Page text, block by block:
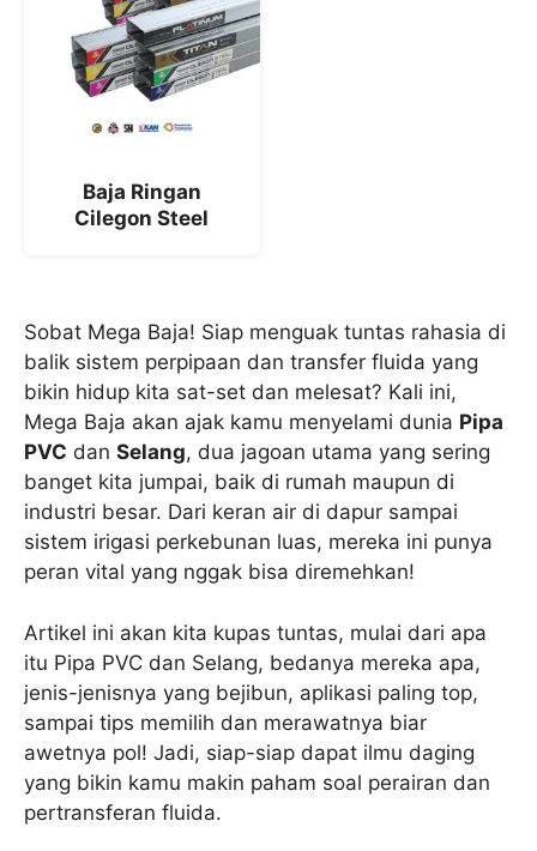
Baja Ringan
Cilegon Steel
Sobat Mega Baja! Siap menguak tuntas rahasia di
balik sistem perpipaan dan transfer fluida yang
bikin hidup kita sat-set dan melesat? Kali ini,
Mega Baja akan ajak kamu menyelami dunia Pipa
PVC dan Selang, dua jagoan utama yang sering
banget kita jumpai, baik di rumah maupun di
industri besar. Dari keran air di dapur sampai
sistem irigasi perkebunan luas, mereka ini punya
peran vital yang nggak bisa diremehkan!
Artikel ini akan kita kupas tuntas, mulai dari apa
itu Pipa PVC dan Selang, bedanya mereka apa,
jenis-jenisnya yang bejibun, aplikasi paling top,
sampai tips memilih dan merawatnya biar
awetnya pol! Jadi, siap-siap dapat ilmu daging
yang bikin kamu makin paham soal perairan dan
pertransferan fluida.